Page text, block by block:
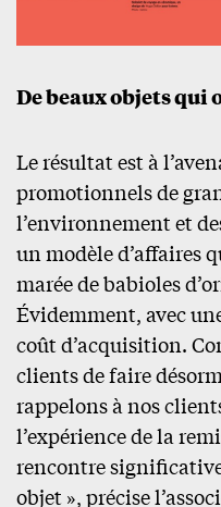
De beaux objets qui
Le résultat est à
promotionnels de
l’environnement et
un modèle d’affaires
marée de babioles
Évidemment, avec
coût d’acquisition.
clients de faire
rappelons à nos
l’expérience de la
rencontre
objet », précise